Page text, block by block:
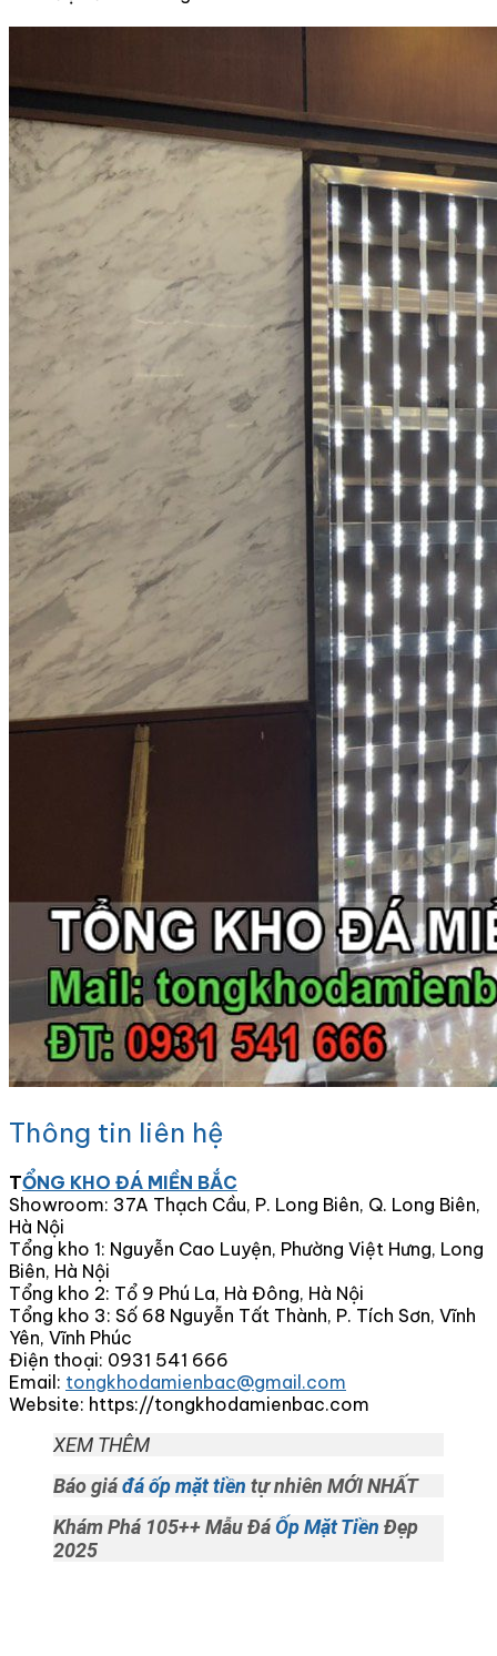
Thông tin liên hệ
TỔNG KHO ĐÁ MIỀN BẮC
Showroom: 37A Thạch Cầu, P. Long Biên, Q. Long Biên,
Hà Nội
Tổng kho 1: Nguyễn Cao Luyện, Phường Việt Hưng, Long
Biên, Hà Nội
Tổng kho 2: Tổ 9 Phú La, Hà Đông, Hà Nội
Tổng kho 3: Số 68 Nguyễn Tất Thành, P. Tích Sơn, Vĩnh
Yên, Vĩnh Phúc
Điện thoại: 0931 541 666
Email: tongkhodamienbac@gmail.com
Website: https://tongkhodamienbac.com
XEM THÊM
Báo giáđá ốp mặt tiền tự nhiên MỚI NHẤT
Khám Phá 105++ Mẫu ĐáỐp Mặt Tiền Đẹp
2025